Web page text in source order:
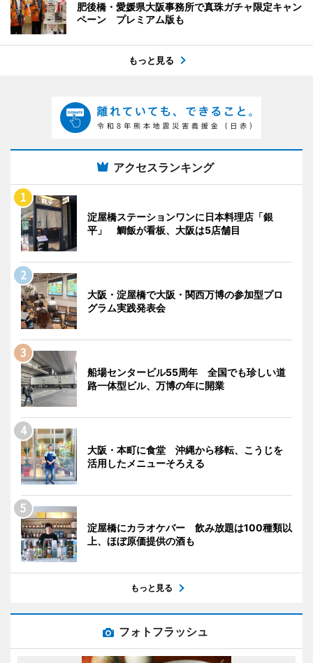
肥後橋・愛媛県大阪事務所で真珠ガチャ限定キャン
ペーン プレミアム版も
もっと見る
アクセスランキング
淀屋橋ステーションワンに日本料理店「銀
平」 鯛飯が看板、大阪は5店舗目
大阪・淀屋橋で大阪・関西万博の参加型プロ
グラム実践発表会
船場センタービル55周年 全国でも珍しい道
路一体型ビル、万博の年に開業
大阪・本町に食堂 沖縄から移転、こうじを
活用したメニューそろえる
淀屋橋にカラオケバー 飲み放題は100種類以
上、ほぼ原価提供の酒も
もっと見る
フォトフラッシュ